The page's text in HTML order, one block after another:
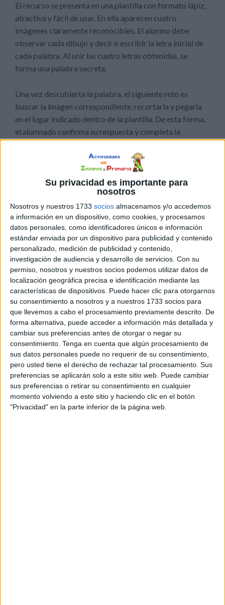
Su privacidad es importante para
nosotros
Nosotros y nuestros 1733 socios almacenamos y/o accedemos
a información en un dispositivo, como cookies, y procesamos
datos personales, como identificadores únicos e información
estándar enviada por un dispositivo para publicidad y contenido
personalizado, medición de publicidad y contenido,
investigación de audiencia y desarrollo de servicios. Con su
permiso, nosotros y nuestros socios podemos utilizar datos de
localización geográfica precisa e identificación mediante las
características de dispositivos. Puede hacer clic para otorgarnos
su consentimiento a nosotros y a nuestros 1733 socios para
que llevemos a cabo el procesamiento previamente descrito. De
forma alternativa, puede acceder a información más detallada y
cambiar sus preferencias antes de otorgar o negar su
consentimiento. Tenga en cuenta que algún procesamiento de
sus datos personales puede no requerir de su consentimiento,
pero usted tiene el derecho de rechazar tal procesamiento. Sus
preferencias se aplicarán solo a este sitio web. Puede cambiar
sus preferencias o retirar su consentimiento en cualquier
momento volviendo a este sitio y haciendo clic en el botón
"Privacidad" en la parte inferior de la página web.
El recurso se presenta en una plantilla con formato lápiz,
atractiva y fácil de usar. En ella aparecen cuatro
imágenes claramente reconocibles. El alumno debe
observar cada dibujo y decir o escribir la letra inicial de
cada palabra. Al unir las cuatro letras obtenidas, se
forma una palabra secreta.
Una vez descubierta la palabra, el siguiente reto es
buscar la imagen correspondiente, recortarla y pegarla
en el lugar indicado dentro de la plantilla. De esta forma,
el alumnado confirma su respuesta y completa la